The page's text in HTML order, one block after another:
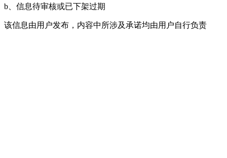
b、信息待审核或已下架过期
该信息由用户发布，内容中所涉及承诺均由用户自行负责